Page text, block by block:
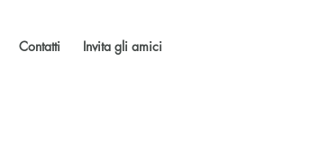
Contatti Invita gli amici